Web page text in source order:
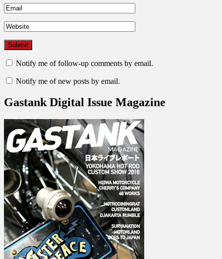
Notify me of follow-up comments by email.
Notify me of new posts by email.
Gastank Digital Issue Magazine